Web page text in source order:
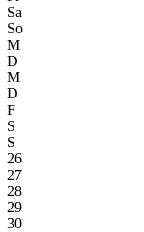
Sa
So
M
D
M
D
F
S
S
26
27
28
29
30